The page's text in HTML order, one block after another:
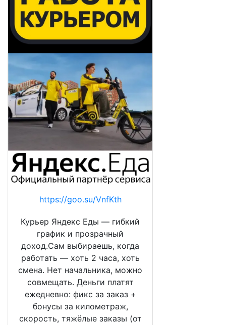
https://goo.su/VnfKth
Курьер Яндекс Еды — гибкий
график и прозрачный
доход.Сам выбираешь, когда
работать — хоть 2 часа, хоть
смена. Нет начальника, можно
совмещать. Деньги платят
ежедневно: фикс за заказ +
бонусы за километраж,
скорость, тяжёлые заказы (от